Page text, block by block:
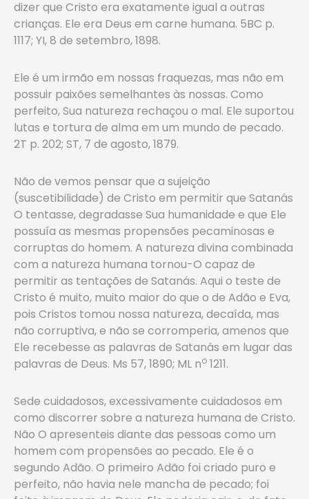
dizer que Cristo era exatamente igual a outras
crianças. Ele era Deus em carne humana. 5BC p.
1117; YI, 8 de setembro, 1898.
Ele é um irmão em nossas fraquezas, mas não em
possuir paixões semelhantes às nossas. Como
perfeito, Sua natureza rechaçou o mal. Ele suportou
lutas e tortura de alma em um mundo de pecado.
2T p. 202; ST, 7 de agosto, 1879.
Não de vemos pensar que a sujeição
(suscetibilidade) de Cristo em permitir que Satanás
O tentasse, degradasse Sua humanidade e que Ele
possuía as mesmas propensões pecaminosas e
corruptas do homem. A natureza divina combinada
com a natureza humana tornou-O capaz de
permitir as tentações de Satanás. Aqui o teste de
Cristo é muito, muito maior do que o de Adão e Eva,
pois Cristos tomou nossa natureza, decaída, mas
não corruptiva, e não se corromperia, amenos que
Ele recebesse as palavras de Satanás em lugar das
palavras de Deus. Ms 57, 1890; ML no 1211.
Sede cuidadosos, excessivamente cuidadosos em
como discorrer sobre a natureza humana de Cristo.
Não O apresenteis diante das pessoas como um
homem com propensões ao pecado. Ele é o
segundo Adão. O primeiro Adão foi criado puro e
perfeito, não havia nele mancha de pecado; foi